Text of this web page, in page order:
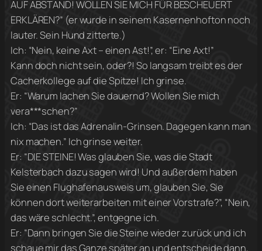
AUF ABSTAND! WOLLEN SIE MICH FÜR BESCHEUERT
ERKLÄREN?” (er wurde in seinem Kasernenhofton noch
lauter. Sein Hund zitterte.)
Ich: “Nein, keine Axt – einen Ast!”, er: “Eine Axt!”
Kann doch nicht sein, oder?! So langsam treibt es der
Cacherkollege auf die Spitze! Ich grinse.
Er: “Warum lachen Sie dauernd? Wollen Sie mich
vera***schen?”
Ich: “Das ist das Adrenalin-Grinsen. Dagegen kann man
nix machen.” Ich grinse weiter.
Er: “DIE STEINE! Was glauben Sie, was die Stadt
Kelsterbach dazu sagen wird! Und außerdem haben
Sie einen Flughafenausweis um, glauben Sie, Sie
können dort weiterarbeiten mit einer Vorstrafe?”, “Nein,
das wäre schlecht.”, entgegne ich.
Er: “Dann bringen Sie die Steine wieder zurück und ich
schaue mir das Ganze später an und entscheide dann,